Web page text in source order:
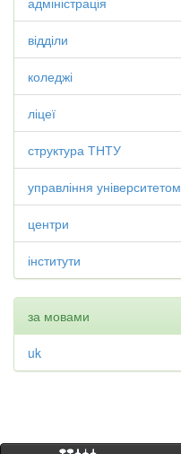
відділи
коледжі
ліцеї
структура ТНТУ
управління університетом
центри
інститути
за мовами
uk